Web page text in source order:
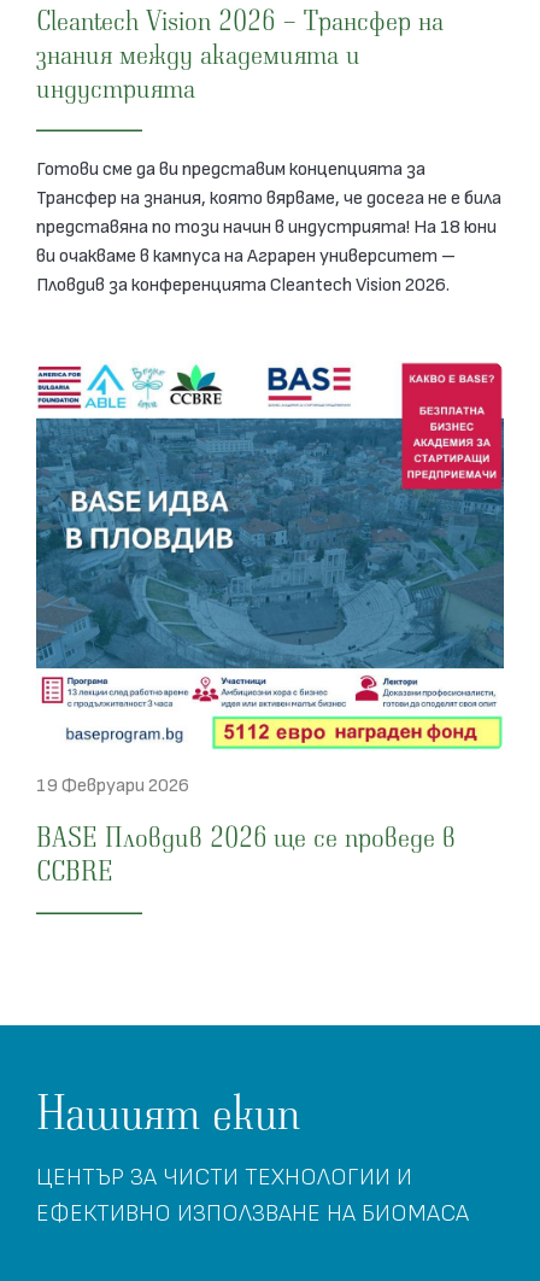
Cleantech Vision 2026 – Трансфер на
знания между академията и
индустрията
Готови сме да ви представим концепцията за
Трансфер на знания, която вярваме, че досега не е била
представяна по този начин в индустрията! На 18 юни
ви очакваме в кампуса на Аграрен университет –
Пловдив за конференцията Cleantech Vision 2026.
19 Февруари 2026
BASE Пловдив 2026 ще се проведе в
CCBRE
Нашият екип
ЦЕНТЪР ЗА ЧИСТИ ТЕХНОЛОГИИ И
ЕФЕКТИВНО ИЗПОЛЗВАНЕ НА БИОМАСА